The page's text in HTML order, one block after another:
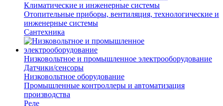
Климатические и инженерные системы
Отопительные приборы, вентиляция, технологические и
инженерные системы
Сантехника
Низковольтное и промышленное электрооборудование
Датчики/сенсоры
Низковольтное оборудование
Промышленные контроллеры и автоматизация
производства
Реле